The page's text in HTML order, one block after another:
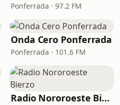
Ponferrada · 97.2 FM
Onda Cero Ponferrada
Ponferrada · 101.6 FM
Radio Nororoeste Bierzo